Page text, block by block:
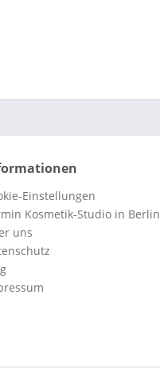
Einstellungen
Kosmetik-Studio in Berlin
uns